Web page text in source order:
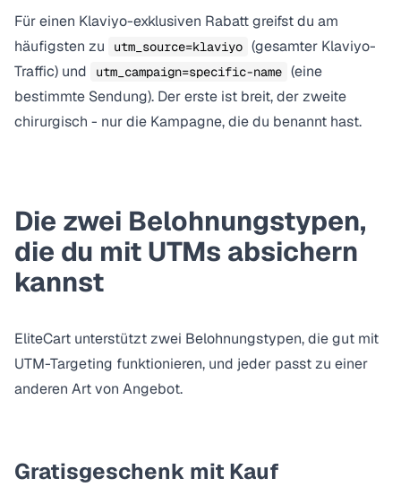
Für einen Klaviyo-exklusiven Rabatt greifst du am
häufigsten zu
utm_source=klaviyo (gesamter Klaviyo-
Traffic) und
utm_campaign=specific-name (eine
bestimmte Sendung). Der erste ist breit, der zweite
chirurgisch - nur die Kampagne, die du benannt hast.
Die zwei Belohnungstypen,
die du mit UTMs absichern
kannst
EliteCart unterstützt zwei Belohnungstypen, die gut mit
UTM-Targeting funktionieren, und jeder passt zu einer
anderen Art von Angebot.
Gratisgeschenk mit Kauf